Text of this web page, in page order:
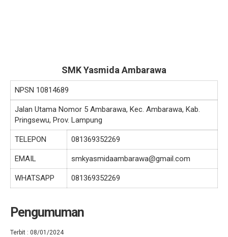
SMK Yasmida Ambarawa
NPSN 10814689
Jalan Utama Nomor 5 Ambarawa, Kec. Ambarawa, Kab.
Pringsewu, Prov. Lampung
TELEPON 081369352269
EMAIL smkyasmidaambarawa@gmail.com
WHATSAPP 081369352269
Pengumuman
Terbit : 08/01/2024